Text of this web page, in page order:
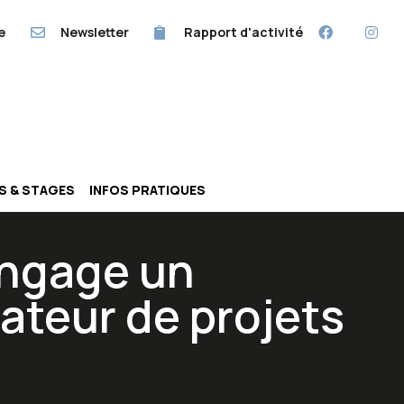
Newsletter Rapport d'activité
& STAGES INFOS PRATIQUES
un
de projets